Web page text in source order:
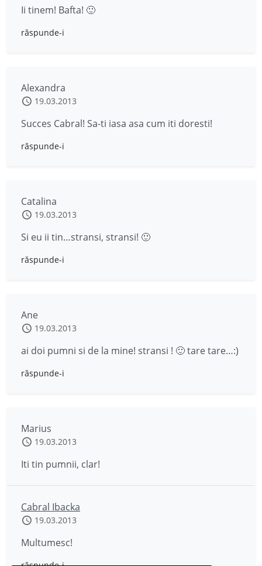
Ii tinem! Bafta! 🙂
răspunde-i
Alexandra
19.03.2013
Succes Cabral! Sa-ti iasa asa cum iti doresti!
răspunde-i
Catalina
19.03.2013
Si eu ii tin…stransi, stransi! 🙂
răspunde-i
Ane
19.03.2013
ai doi pumni si de la mine! stransi ! 🙂 tare tare…:)
răspunde-i
Marius
19.03.2013
Iti tin pumnii, clar!
Cabral Ibacka
19.03.2013
Multumesc!